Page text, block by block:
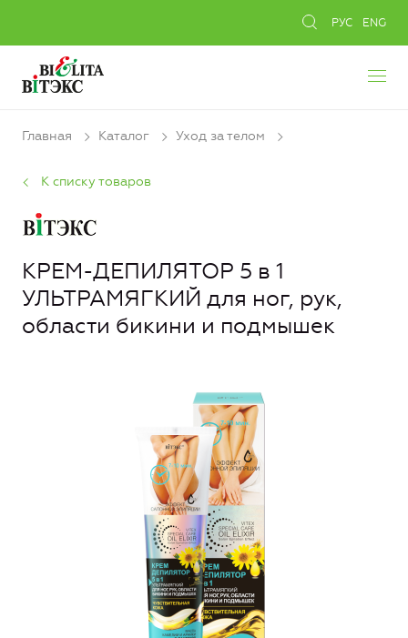
РУС ENG
Главная Каталог Уход за телом
К списку товаров
КРЕМ-ДЕПИЛЯТОР 5 в 1
УЛЬТРАМЯГКИЙ для ног, рук,
области бикини и подмышек